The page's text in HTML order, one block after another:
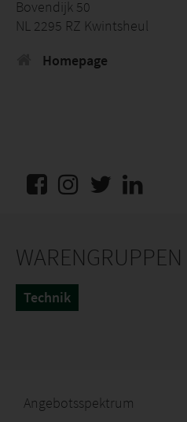
Bovendijk 50
NL 2295 RZ Kwintsheul
Homepage
WARENGRUPPEN
Technik
Angebotsspektrum